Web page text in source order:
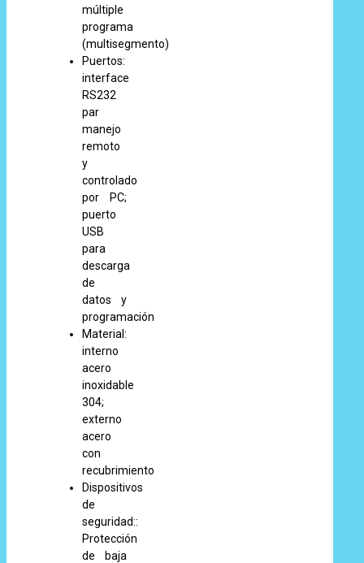
múltiple
programa
(multisegmento)
Puertos:
interface
RS232
par
manejo
remoto
y
controlado
por PC;
puerto
USB
para
descarga
de
datos y
programación
Material:
interno
acero
inoxidable
304;
externo
acero
con
recubrimiento
Dispositivos
de
seguridad::
Protección
de baja